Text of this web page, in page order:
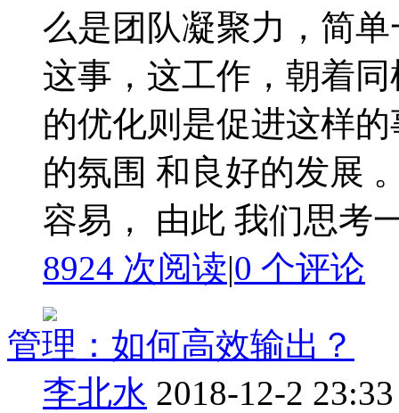
么是团队凝聚力，简
这事，这工作，朝着
的优化则是促进这样
的氛围 和良好的发展
容易， 由此 我们思考
8924 次阅读|0 个评论
管理：如何高效输出？
李北水 2018-12-2 23:33